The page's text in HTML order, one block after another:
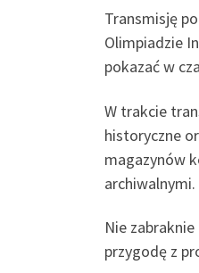
Transmisję
Olimpiadzie
pokazać w
W trakcie
historyczne
magazynów
archiwalnymi.
Nie
przygodę z